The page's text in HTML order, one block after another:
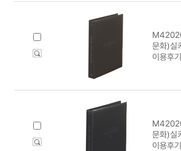
문화)실
이용후
문화)실
이용후